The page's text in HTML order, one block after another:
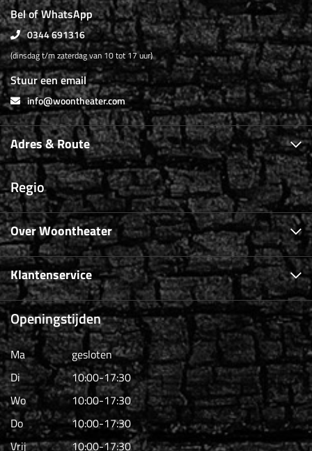
Bel of WhatsApp
0344 691316
(dinsdag t/m zaterdag van 10 tot 17 uur)
Stuur een email
info@woontheater.com
Adres & Route
Regio
Over Woontheater
Klantenservice
Openingstijden
Ma
gesloten
Di
10:00-17:30
Wo
10:00-17:30
Do
10:00-17:30
Vrij
10:00-17:30